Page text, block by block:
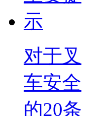
对于叉
车安全
的20条